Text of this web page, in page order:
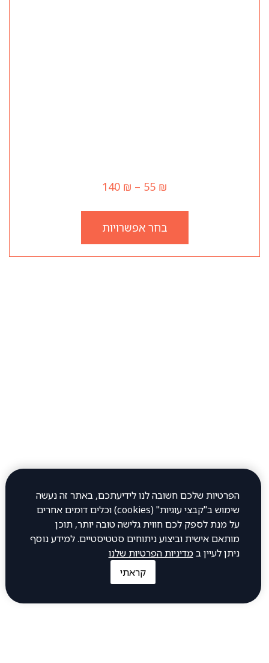
55 ₪
–
140 ₪
בחר אפשרויות
יום שישי 12:00–0:30
יום שבת 12:00–23:00
כתובת
הפרטיות שלכם חשובה לנו לידיעתכם, באתר זה נעשה
שימוש ב"קבצי עוגיות" (cookies) וכלים דומים אחרים
על מנת לספק לכם חווית גלישה טובה יותר, תוכן
מותאם אישית וביצוע ניתוחים סטטיסטיים. למידע נוסף
ניתן לעיין במדיניות הפרטיות שלנו
קראתי